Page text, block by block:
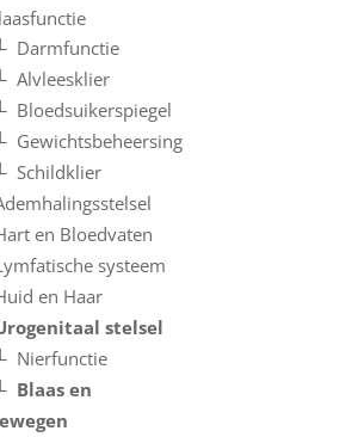
└ Darmfunctie
└Alvleesklier
└ Bloedsuikerspiegel
└ Gewichtsbeheersing
└Schildklier
en Bloedvaten
systeem
en Haar
stelsel
└ Nierfunctie
└ Blaas en